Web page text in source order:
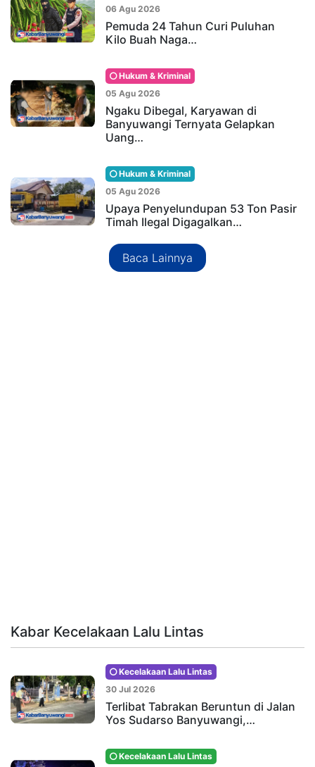
06 Agu 2026
Pemuda 24 Tahun Curi Puluhan
Kilo Buah Naga…
Hukum & Kriminal
05 Agu 2026
Ngaku Dibegal, Karyawan di
Banyuwangi Ternyata Gelapkan
Uang…
Hukum & Kriminal
05 Agu 2026
Upaya Penyelundupan 53 Ton Pasir
Timah Ilegal Digagalkan…
Baca Lainnya
Kabar Kecelakaan Lalu Lintas
Kecelakaan Lalu Lintas
30 Jul 2026
Terlibat Tabrakan Beruntun di Jalan
Yos Sudarso Banyuwangi,…
Kecelakaan Lalu Lintas